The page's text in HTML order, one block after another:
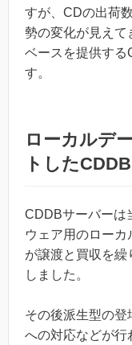
すが、CDの出荷
勢の変化が見えて
ベースを提供する
す。
ローカルデ
トしたCDDB
CDDBサーバーは
ウェア用のロー
が譲渡と買収を
しました。
その後派生型の
への対応などが行